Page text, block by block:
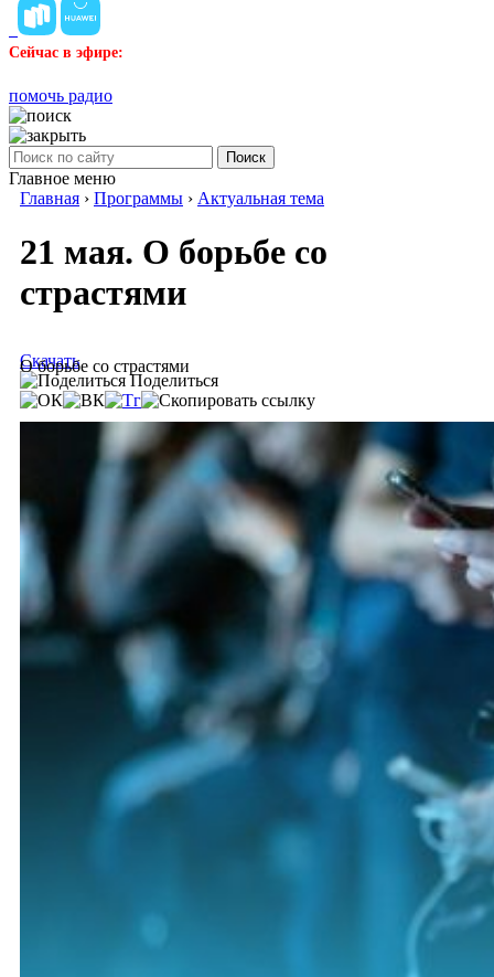
Сейчас в эфире:
помочь радио
Поиск
Главное меню
Главная › Программы › Актуальная тема
21 мая. О борьбе со
страстями
О борьбе со страстями
Скачать
Поделиться